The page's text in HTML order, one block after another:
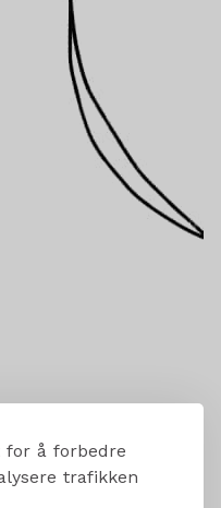
for å forbedre
trafikken